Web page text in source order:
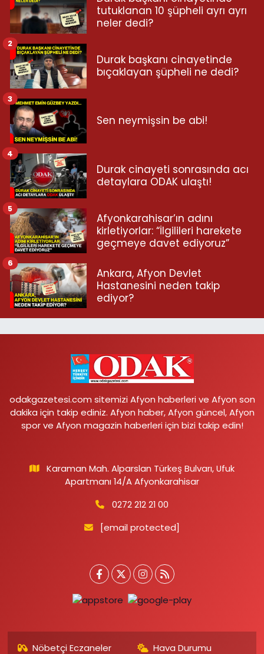
tutuklanan 10 şüpheli ayrı ayrı
neler dedi?
Durak başkanı cinayetinde
bıçaklayan şüpheli ne dedi?
2
Sen neymişsin be abi!
3
Durak cinayeti sonrasında acı
detaylara ODAK ulaştı!
4
Afyonkarahisar’ın adını
kirletiyorlar: “İlgilileri harekete
geçmeye davet ediyoruz”
5
Ankara, Afyon Devlet
Hastanesini neden takip
ediyor?
6
odakgazetesi.com sitemizi Afyon haberleri ve Afyon son
dakika için takip ediniz. Afyon haber, Afyon güncel, Afyon
spor ve Afyon magazin haberleri için bizi takip edin!
Karaman Mah. Alparslan Türkeş Bulvarı, Ufuk
Apartmanı 14/A Afyonkarahisar
0272 212 21 00
[email protected]
Nöbetçi Eczaneler Hava Durumu